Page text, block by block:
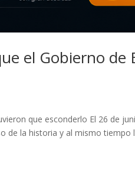
el Gobierno de
que esconderlo El 26 de
de la historia y al mismo tiempo